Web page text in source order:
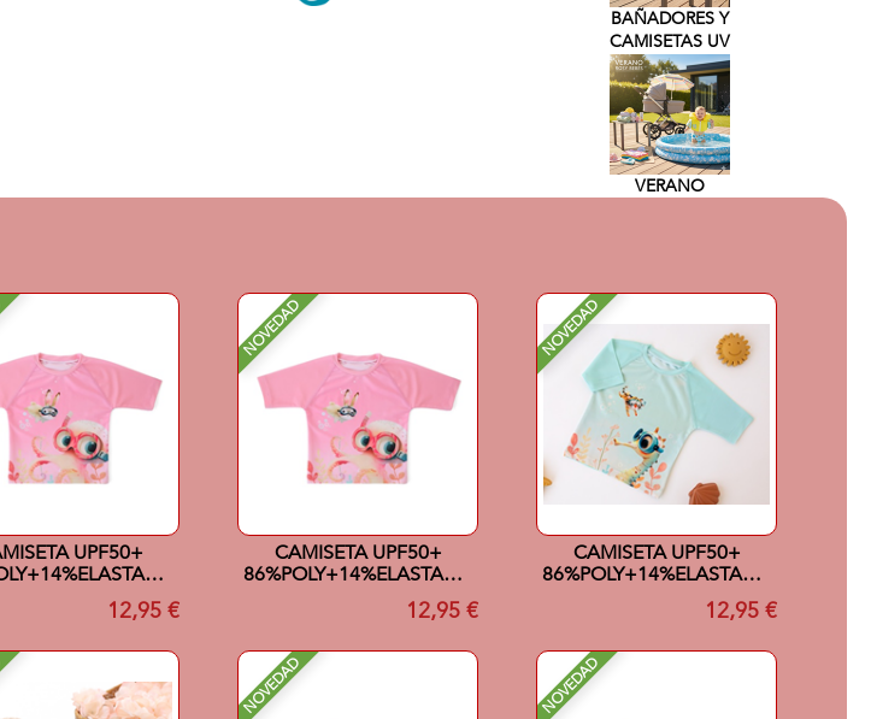
BAÑADORES Y
CAMISETAS UV
VERANO
UPF50+
18MESES ROSA12,95 €
NOVEDAD
CAMISETA UPF50+
86%POLY+14%ELASTANO
12MESES ROSA12,95 €
NOVEDAD
CAMISETA UPF50+
86%POLY+14%ELASTANO
24MESES MENTA12,95 €
NOVEDAD NOVEDAD